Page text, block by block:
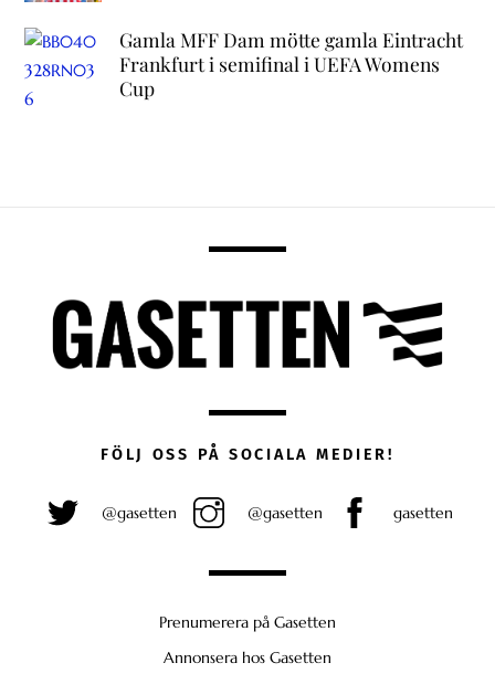
Gamla MFF Dam mötte gamla Eintracht
Frankfurt i semifinal i UEFA Womens
Cup
FÖLJ OSS PÅ SOCIALA MEDIER!
@gasetten @gasetten gasetten
Prenumerera på Gasetten
Annonsera hos Gasetten